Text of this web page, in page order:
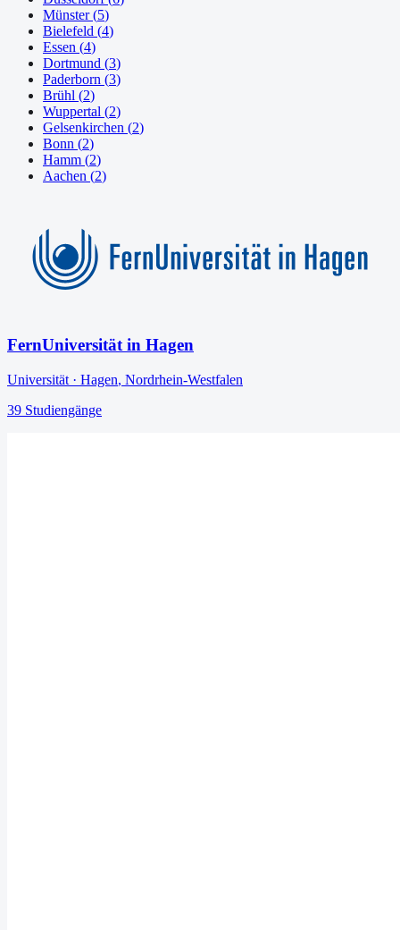
Münster (5)
Bielefeld (4)
Essen (4)
Dortmund (3)
Paderborn (3)
Brühl (2)
Wuppertal (2)
Gelsenkirchen (2)
Bonn (2)
Hamm (2)
Aachen (2)
FernUniversität in Hagen
Universität · Hagen, Nordrhein-Westfalen
39 Studiengänge